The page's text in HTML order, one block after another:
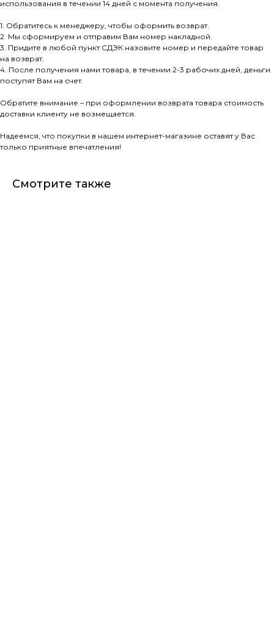
использования в течении 14 дней с момента получения.
1. Обратитесь к менеджеру, чтобы оформить возврат.
2. Мы сформируем и отправим Вам номер накладной.
3. Придите в любой пункт СДЭК назовите номер и передайте товар
на возврат.
4. После получения нами товара, в течении 2-3 рабочих дней, деньги
поступят Вам на счет.
Обратите внимание – при оформлении возврата товара стоимость
доставки клиенту не возмещается.
Надеемся, что покупки в нашем интернет-магазине оставят у Вас
только приятные впечатления!
Смотрите также